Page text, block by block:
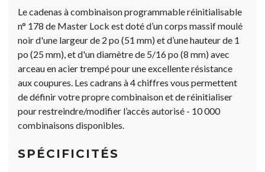
Le cadenas à combinaison programmable réinitialisable
n° 178 de Master Lock est doté d’un corps massif moulé
noir d'une largeur de 2 po (51 mm) et d’une hauteur de 1
po (25 mm), et d'un diamètre de 5/16 po (8 mm) avec
arceau en acier trempé pour une excellente résistance
aux coupures. Les cadrans à 4 chiffres vous permettent
de définir votre propre combinaison et de réinitialiser
pour restreindre/modifier l’accès autorisé - 10 000
combinaisons disponibles.
SPÉCIFICITÉS